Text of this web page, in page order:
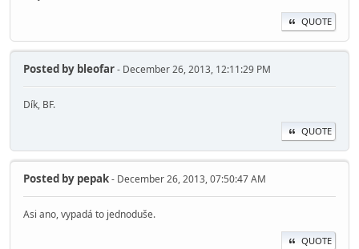
QUOTE
Posted by bleofar- December 26, 2013, 12:11:29 PM
Dík, BF.
QUOTE
Posted by pepak- December 26, 2013, 07:50:47 AM
Asi ano, vypadá to jednoduše.
QUOTE